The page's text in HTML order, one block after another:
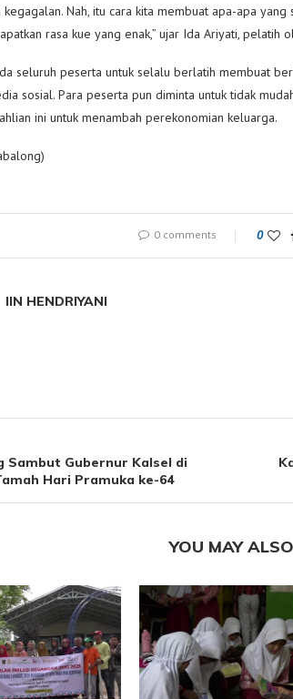
Nah, itu cara kita membuat apa-apa
rasa kue yang enak,” ujar Ida Ariyati, pelatih
seluruh peserta untuk selalu berlatih membuat
sosial. Para peserta pun diminta untuk tidak
ini untuk menambah perekonomian keluarga.
0 comments 0
IIN HENDRIYANI
Sambut Gubernur Kalsel di
Hari Pramuka ke-64
YOU MAY